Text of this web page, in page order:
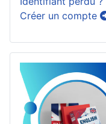
Créer un compte